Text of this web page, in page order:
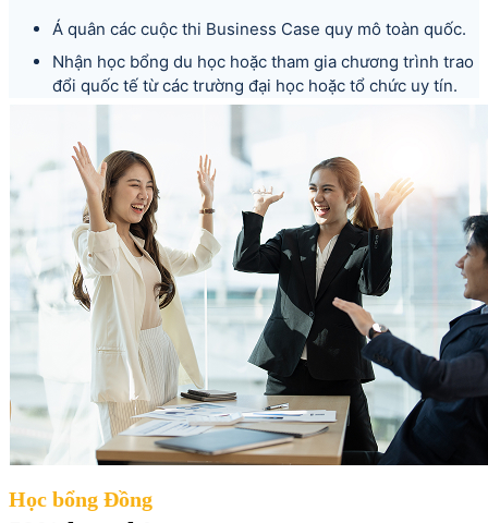
Á quân các cuộc thi Business Case quy mô toàn quốc.
Nhận học bổng du học hoặc tham gia chương trình trao
đổi quốc tế từ các trường đại học hoặc tổ chức uy tín.
Học bổng Đồng